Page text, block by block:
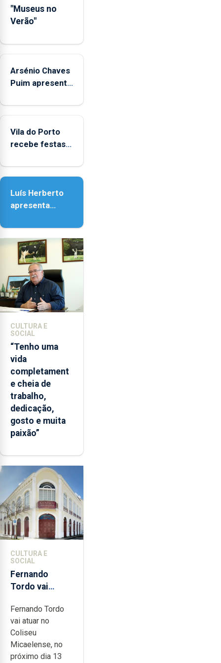
das
crianças
"Museus no
Verão"
Arsénio Chaves
Puim apresenta
Biblioteca de
Vila do Porto
recebe festas
Nossa Senhora
Luís Herberto
apresenta
Paisagem’
CULTURA E
SOCIAL
“Tenho uma
vida
completament
e cheia de
trabalho,
dedicação,
gosto e muita
paixão”
CULTURA E
SOCIAL
Fernando
Tordo vai
anos de
carreira no
Coliseu
Micaelense
Fernando Tordo
vai atuar no
Coliseu
Micaelense, no
próximo dia 13